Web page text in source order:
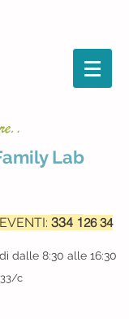
Lab
334 126 34
dalle 8:30 alle 16:30
c